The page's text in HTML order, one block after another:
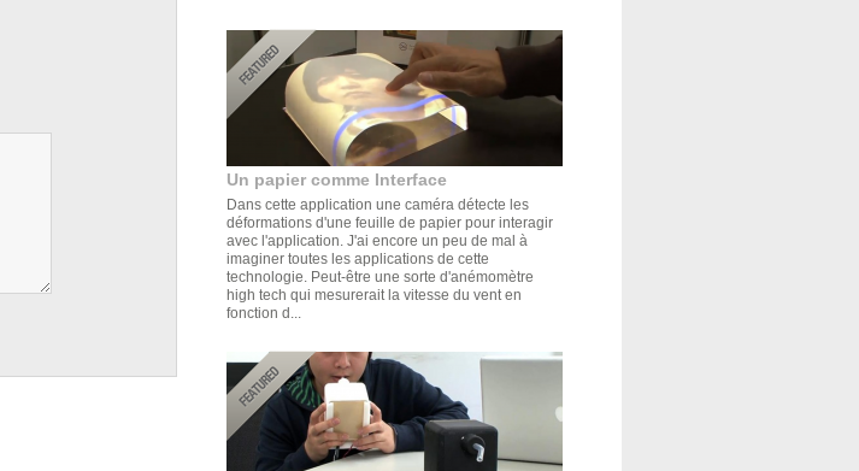
Un papier comme Interface
Dans cette application une caméra détecte les
déformations d'une feuille de papier pour interagir
avec l'application. J'ai encore un peu de mal à
imaginer toutes les applications de cette
technologie. Peut-être une sorte d'anémomètre
high tech qui mesurerait la vitesse du vent en
fonction d...